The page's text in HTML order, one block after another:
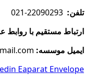
تلفن:
ارتباط مستقیم با روابط
ایمیل موسسه:
Eaparat Envelope